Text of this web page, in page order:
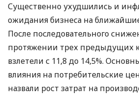
Существенно ухудшились и
ожидания бизнеса на
После последовательного
протяжении трех предыдущих
взлетели с 11,8 до 14,5%.
влияния на потребительские
назвали рост затрат на